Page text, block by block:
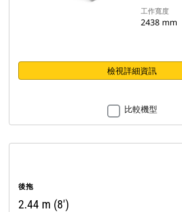
工作寬度
2438 mm
檢視詳細資訊
比較機型
後拖
2.44 m (8')